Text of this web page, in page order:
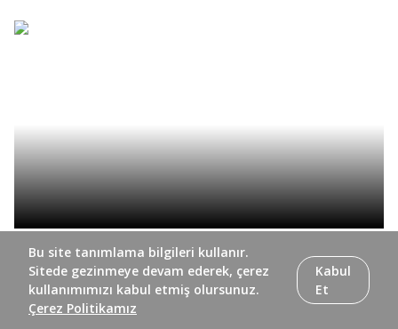
Kilit Taşı programının 4. bölümünde Süleyman Seyfi Öğün ve
Ali Günvar, Lale Devri bahçelerini Fransız ve İngiliz
bahçeleriyle karşılaştırıyor; şiire ve mimariye yansımalarını
ele alıyor.
Bu site tanımlama bilgileri kullanır.
Sitede gezinmeye devam ederek, çerez
kullanımımızı kabul etmiş olursunuz.
Çerez Politikamız
Kabul
Et